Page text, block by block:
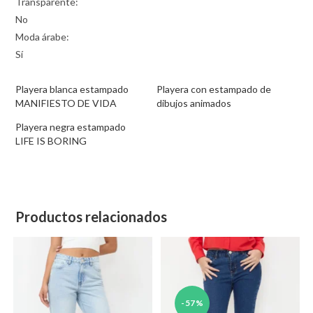
No
Moda árabe:
Sí
Playera blanca estampado
MANIFIESTO DE VIDA
Playera con estampado de
dibujos animados
Playera negra estampado
LIFE IS BORING
Productos relacionados
-57%